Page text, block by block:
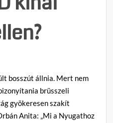
bosszút állnia. Mert nem
brüsszeli
gyökeresen szakít
Anita: „Mi a Nyugathoz